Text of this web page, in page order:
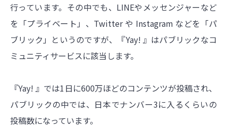
行っています。その中でも、LINEやメッセンジャーなど
を「プライベート」、Twitter や Instagram などを「パ
ブリック」というのですが、『Yay! 』はパブリックなコ
ミュニティサービスに該当します。
『Yay! 』では1日に600万ほどのコンテンツが投稿され、
パブリックの中では、日本でナンバー3に入るくらいの
投稿数になっています。